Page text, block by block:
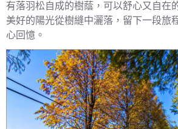
有落羽松自成的樹蔭，可以舒心又自在
美好的陽光從樹縫中灑落，留下一段旅
心回憶。